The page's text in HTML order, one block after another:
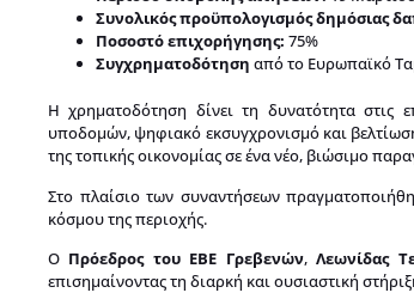
Συνολικός προϋπολογισμός δημόσιας
Ποσοστό επιχορήγησης: 75%
Συγχρηματοδότηση από το Ευρωπαϊκό
Η χρηματοδότηση δίνει τη δυνατότητα στις
υποδομών, ψηφιακό εκσυγχρονισμό και
της τοπικής οικονομίας σε ένα νέο, βιώσιμο
Στο πλαίσιο των συναντήσεων
κόσμου της περιοχής.
Ο Πρόεδρος του ΕΒΕ Γρεβενών,Λεωνίδας
επισημαίνοντας τη διαρκή και ουσιαστική